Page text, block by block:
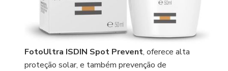
FotoUltra ISDIN Spot Prevent, oferece alta
proteção solar, e também prevenção de